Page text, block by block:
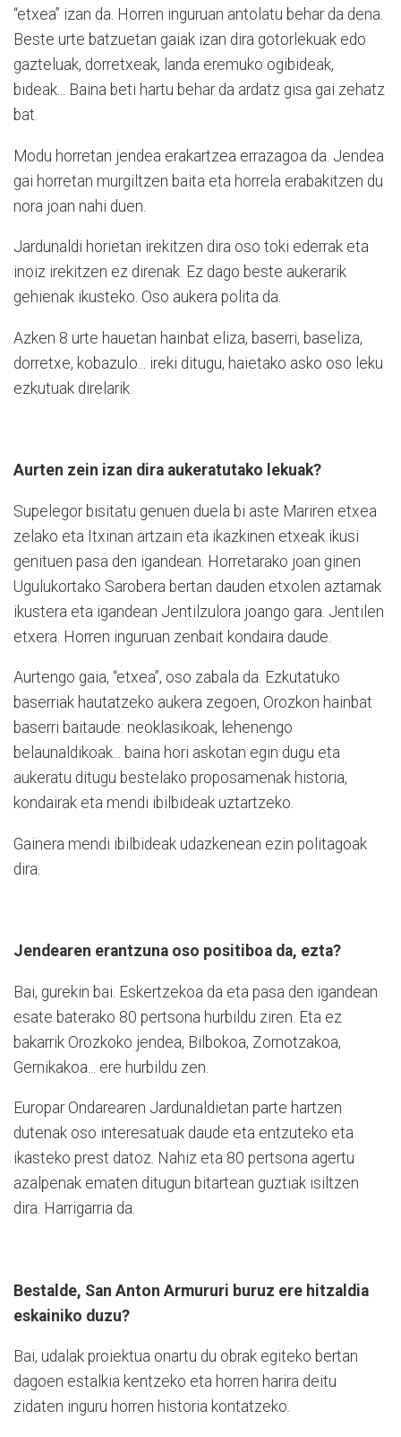
“etxea” izan da. Horren inguruan antolatu behar da dena.
Beste urte batzuetan gaiak izan dira gotorlekuak edo
gazteluak, dorretxeak, landa eremuko ogibideak,
bideak... Baina beti hartu behar da ardatz gisa gai zehatz
bat.
Modu horretan jendea erakartzea errazagoa da. Jendea
gai horretan murgiltzen baita eta horrela erabakitzen du
nora joan nahi duen.
Jardunaldi horietan irekitzen dira oso toki ederrak eta
inoiz irekitzen ez direnak. Ez dago beste aukerarik
gehienak ikusteko. Oso aukera polita da.
Azken 8 urte hauetan hainbat eliza, baserri, baseliza,
dorretxe, kobazulo... ireki ditugu, haietako asko oso leku
ezkutuak direlarik.
Aurten zein izan dira aukeratutako lekuak?
Supelegor bisitatu genuen duela bi aste Mariren etxea
zelako eta Itxinan artzain eta ikazkinen etxeak ikusi
genituen pasa den igandean. Horretarako joan ginen
Ugulukortako Sarobera bertan dauden etxolen aztarnak
ikustera eta igandean Jentilzulora joango gara. Jentilen
etxera. Horren inguruan zenbait kondaira daude.
Aurtengo gaia, “etxea”, oso zabala da. Ezkutatuko
baserriak hautatzeko aukera zegoen, Orozkon hainbat
baserri baitaude: neoklasikoak, lehenengo
belaunaldikoak... baina hori askotan egin dugu eta
aukeratu ditugu bestelako proposamenak historia,
kondairak eta mendi ibilbideak uztartzeko.
Gainera mendi ibilbideak udazkenean ezin politagoak
dira.
Jendearen erantzuna oso positiboa da, ezta?
Bai, gurekin bai. Eskertzekoa da eta pasa den igandean
esate baterako 80 pertsona hurbildu ziren. Eta ez
bakarrik Orozkoko jendea, Bilbokoa, Zornotzakoa,
Gernikakoa... ere hurbildu zen.
Europar Ondarearen Jardunaldietan parte hartzen
dutenak oso interesatuak daude eta entzuteko eta
ikasteko prest datoz. Nahiz eta 80 pertsona agertu
azalpenak ematen ditugun bitartean guztiak isiltzen
dira. Harrigarria da.
Bestalde, San Anton Armururi buruz ere hitzaldia
eskainiko duzu?
Bai, udalak proiektua onartu du obrak egiteko bertan
dagoen estalkia kentzeko eta horren harira deitu
zidaten inguru horren historia kontatzeko.